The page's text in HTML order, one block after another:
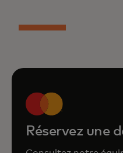
Réservez une